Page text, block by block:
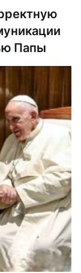
Папы